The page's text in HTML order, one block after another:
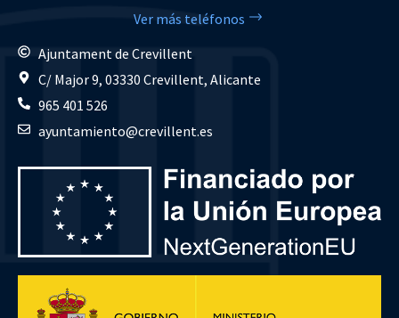
Ver más teléfonos
Ajuntament de Crevillent
C/ Major 9, 03330 Crevillent, Alicante
965 401 526
ayuntamiento@crevillent.es